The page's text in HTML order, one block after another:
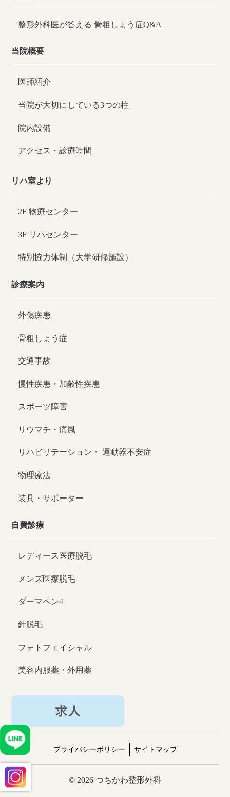
整形外科医が答える 骨粗しょう症Q&A
当院概要
医師紹介
当院が大切にしている3つの柱
院内設備
アクセス・診療時間
リハ室より
2F 物療センター
3F リハセンター
特別協力体制（大学研修施設）
診療案内
外傷疾患
骨粗しょう症
交通事故
慢性疾患・加齢性疾患
スポーツ障害
リウマチ・痛風
リハビリテーション・ 運動器不安症
物理療法
装具・サポーター
自費診療
レディース医療脱毛
メンズ医療脱毛
ダーマペン4
針脱毛
フォトフェイシャル
美容内服薬・外用薬
プライバシーポリシー サイトマップ
© 2026 つちかわ整形外科